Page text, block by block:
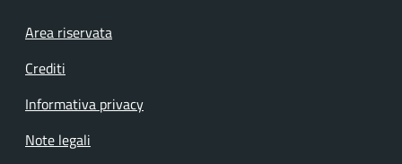
Footer menu
Area riservata
Crediti
Informativa privacy
Note legali